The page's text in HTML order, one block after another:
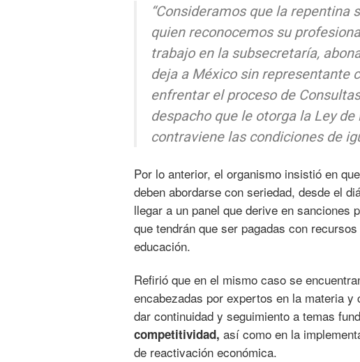
“Consideramos que la repentina
quien reconocemos su
trabajo en la subsecretaría,
deja a México sin representante
enfrentar el proceso de
despacho que le otorga la Ley
contraviene las condiciones de
Por lo anterior, el organismo insistió en
deben abordarse con seriedad, desde el
llegar a un panel que derive en sanciones
que tendrán que ser pagadas con
educación.
Refirió que en el mismo caso se
encabezadas por expertos en la materia
dar continuidad y seguimiento a temas
competitividad, así como en la
de reactivación económica.